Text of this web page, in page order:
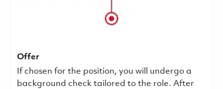
Offer
If chosen for the position, you will undergo a
background check tailored to the role. After